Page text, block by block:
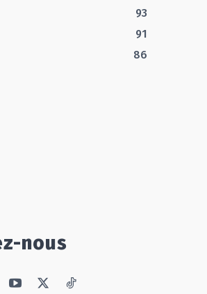
93
91
86
nous